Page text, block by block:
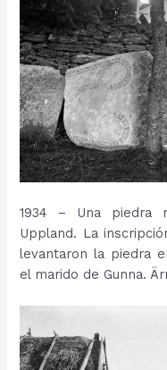
1934 – Una piedra
Uppland. La
levantaron la piedra
el marido de Gunna.